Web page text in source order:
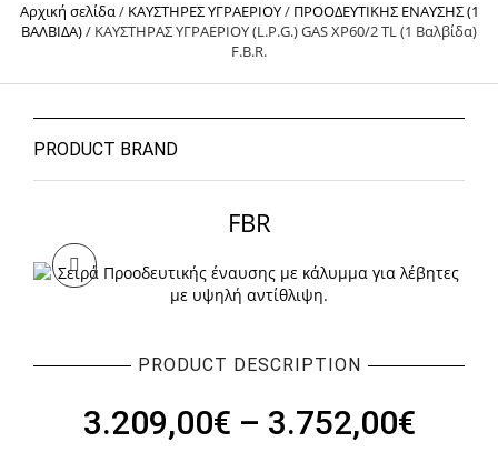
Αρχική σελίδα/ ΚΑΥΣΤΗΡΕΣ ΥΓΡΑΕΡΙΟΥ/ ΠΡΟΟΔΕΥΤΙΚΗΣ ΕΝΑΥΣΗΣ (1
ΒΑΛΒΙΔΑ)/ ΚΑΥΣΤΗΡΑΣ ΥΓΡΑΕΡΙΟΥ (L.P.G.) GAS XP60/2 TL (1 Βαλβίδα)
F.B.R.
PRODUCT DESCRIPTION
3.209,00€ – 3.752,00€Price
PRODUCT BRAND
FBR